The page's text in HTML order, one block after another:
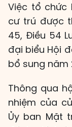
Việc tổ chức
cư trú được
45, Điều 54
đại biểu Hội
bổ sung năm
Thông qua
nhiệm của
Ủy ban Mặt